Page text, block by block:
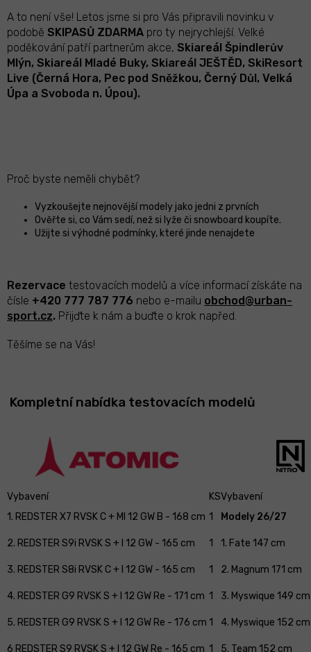
A to není vše! Letos jsme si pro Vás připravili novinku v
podobě SKIPASŮ ZDARMA pro ty nejrychlejší. Velké
poděkování patří partnerům akce, Skiareál Špindlerův
Mlýn, Skiareál Mladé Buky, Skiareál JEŠTĚD, SkiResort
Live (Černá Hora, Pec pod Sněžkou, Černý Důl, Velká
Úpa a Svoboda n. Úpou).
Proč byste neměli chybět?
Vyzkoušejte nejnovější modely jako jedni z prvních
Ověřte si, co Vám sedí, než si lyže či snowboard koupíte.
Užijte si výhodné podmínky, které jinde nenajdete
Rezervace testovacích modelů a více informací získáte na
čísle +420 777 787 776 nebo e-mailu obchod@urban-
sport.cz. Přijďte k nám a buďte o krok napřed.
Těšíme se na Vás!
Kompletní nabídka testovacích modelů
Vybavení KSVybavení
1. REDSTER X7 RVSK C + MI 12 GW B - 168 cm 1 Modely 26/27
2. REDSTER S9i RVSK S + I 12 GW - 165 cm 1 1. Fate 147 cm
3. REDSTER S8i RVSK C + I 12 GW - 165 cm 1 2. Magnum 171 cm
4. REDSTER G9 RVSK S + I 12 GW Re - 171 cm 1 3. Myswique 149 cm
5. REDSTER G9 RVSK S + I 12 GW Re - 176 cm 1 4. Myswique 152 cm
6 REDSTER S9 RVSK S + I 12 GW Re - 165 cm 1 5. Team 152 cm